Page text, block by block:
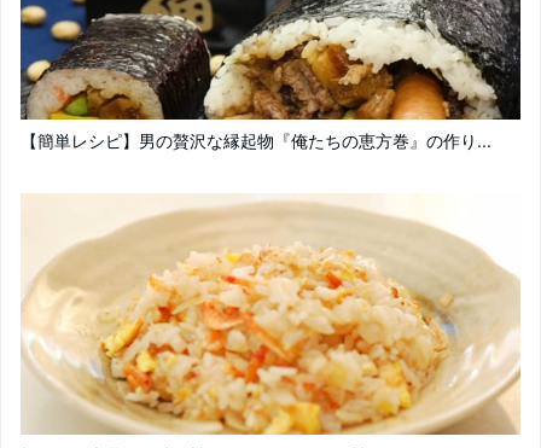
【簡単レシピ】男の贅沢な縁起物『俺たちの恵方巻』の作り...